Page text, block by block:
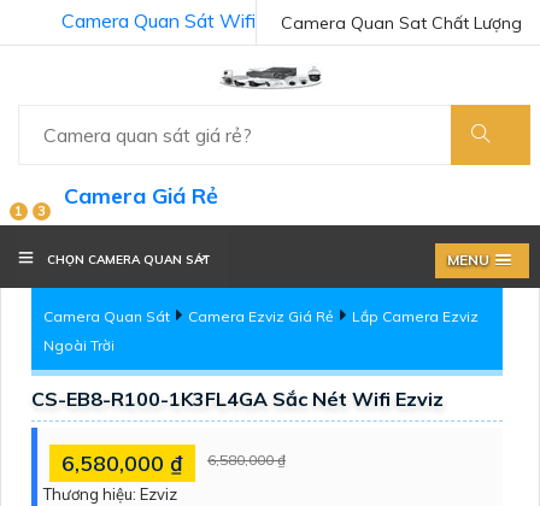
Camera Quan Sat Chất Lượng
Camera Quan Sát Wifi
1 3
Camera Giá Rẻ
CHỌN CAMERA QUAN SÁT MENU
Camera Quan Sát Camera Ezviz Giá Rẻ
Lắp Camera Ezviz
Ngoài Trời
CS-EB8-R100-1K3FL4GA Sắc Nét Wifi Ezviz
6,580,000 ₫ 6,580,000 ₫
Thương hiệu: Ezviz